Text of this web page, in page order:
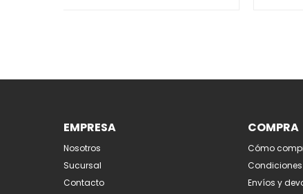
EMPRESA
Nosotros
Sucursal
Contacto
COMPRA
Cómo
Envíos y